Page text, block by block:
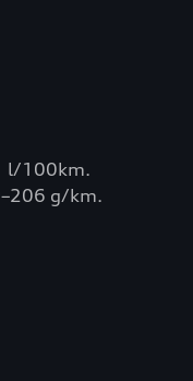
l/100km.
g/km.